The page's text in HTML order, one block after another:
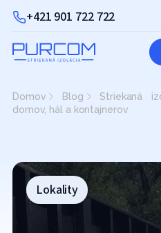
+421 901 722 722
Domov Blog
Striekaná
domov, hál a kontajnerov
Lokality